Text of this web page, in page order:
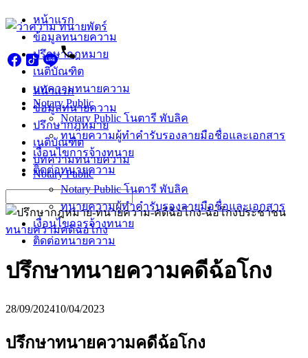
Skip
to
content
หน้าแรก
ข้อมูลทนายความ
ปรึกษากฎหมาย
เนติบัณฑิต
บทความทนายความ
Notary Public
Notary Public โนตารี พับลิค
ทนายความผู้ทำคำรับรองลายมือชื่อและเอกสาร
เงื่อนไขการจ้างทนาย
ติดต่อทนายความ
หน้าแรก
ข้อมูลทนายความ
ปรึกษากฎหมาย
เนติบัณฑิต
บทความทนายความ
Notary Public
Notary Public โนตารี พับลิค
ทนายความผู้ทำคำรับรองลายมือชื่อและเอกสาร
เงื่อนไขการจ้างทนาย
ติดต่อทนายความ
for:
ทนายความคดีฉ้อโกง
ปรึกษาทนายความคดีฉ้อโกง
28/09/202410/04/2023
ปรึกษาทนายความคดีฉ้อโกง